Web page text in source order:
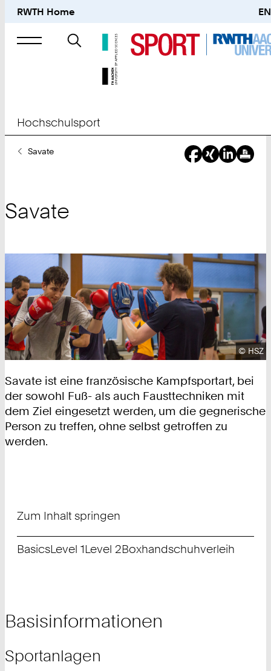
RWTH Home EN
Suche
nach
Hochschulsport
SieSavate
Savate
©HSZ
Savate ist eine französische Kampfsportart, bei
der sowohl Fuß- als auch Fausttechniken mit
dem Ziel eingesetzt werden, um die gegnerische
Person zu treffen, ohne selbst getroffen zu
werden.
Zum Inhalt springen
BasicsLevel 1Level 2Boxhandschuhverleih
Basisinformationen
Sportanlagen